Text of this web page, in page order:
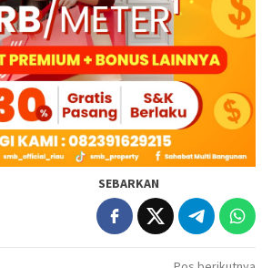
SEBARKAN